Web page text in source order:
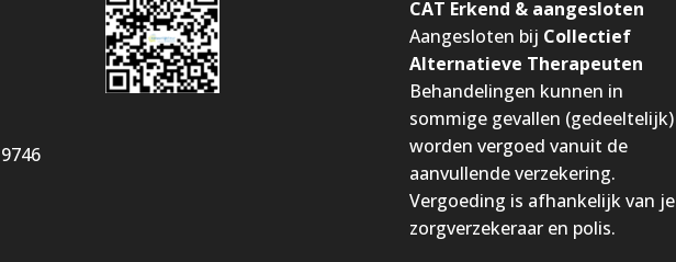
CAT Erkend & aangesloten
Aangesloten bij Collectief
Alternatieve Therapeuten
Behandelingen kunnen in
sommige gevallen (gedeeltelijk)
worden vergoed vanuit de
aanvullende verzekering.
Vergoeding is afhankelijk van je
zorgverzekeraar en polis.